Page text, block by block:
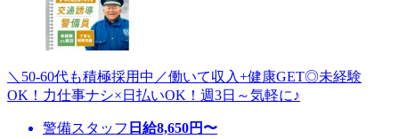
＼50-60代も積極採用中／働いて収入+健康GET◎未経験
OK！力仕事ナシ×日払いOK！週3日～気軽に♪
警備スタッフ 日給8,650円〜